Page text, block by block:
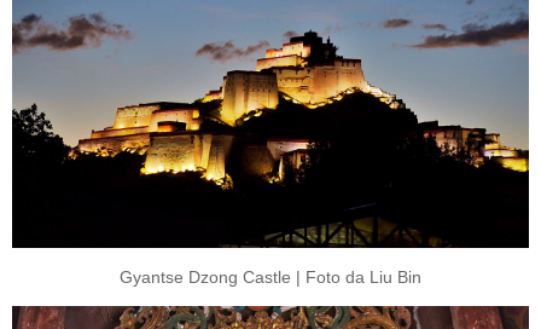
Gyantse Dzong Castle | Foto da Liu Bin